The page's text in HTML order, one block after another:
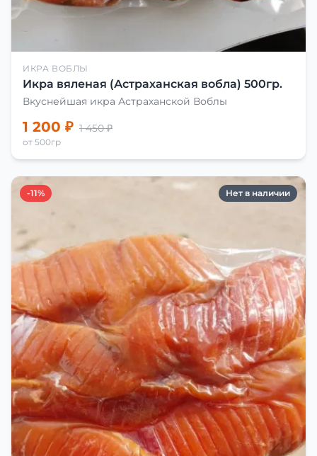
ИКРА ВОБЛЫ
Икра вяленая (Астраханская вобла) 500гр.
Вкуснейшая икра Астраханской Воблы
1 200 ₽ 1 450 ₽
от 500гр
-11% Нет в наличии